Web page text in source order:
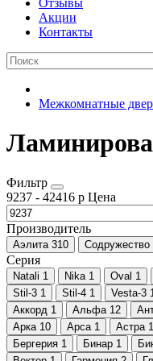
Отзывы
Акции
Контакты
Межкомнатные
Фильтр
9237 - 42416 р Цена
Производитель
Аэлита 310 Содружество
Серия
Natali 1 Nika 1 Oval 1
Stil-3 1 Stil-4 1 Vesta-3 1
Аккорд 1 Альфа 12
Арка 10 Арса 1 Астра 1
Бергерия 1 Бинар 1